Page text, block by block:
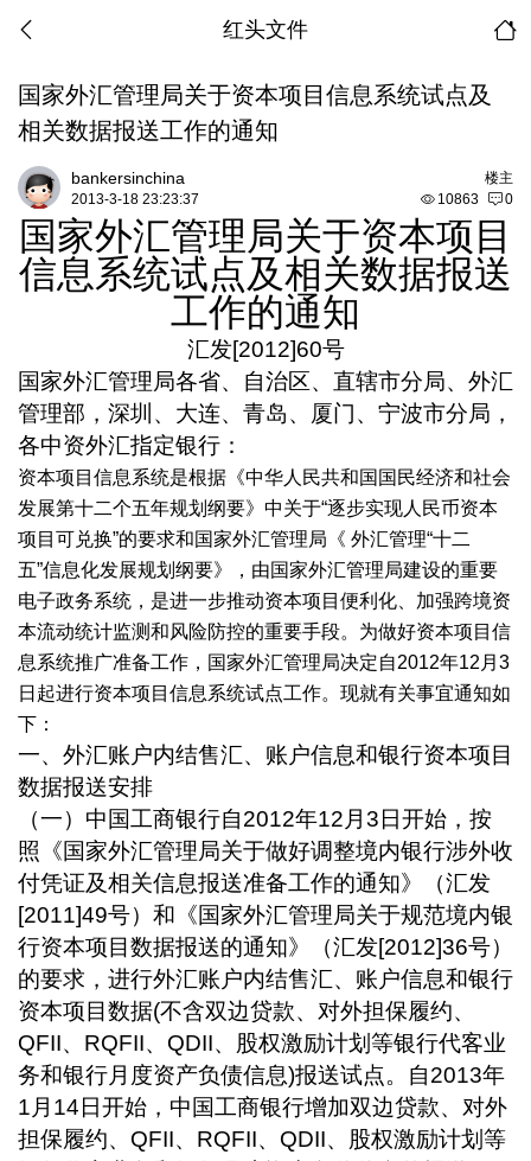
红头文件
国家外汇管理局关于资本项目信息系统试点及
相关数据报送工作的通知
楼主
bankersinchina
10863 0
2013-3-18 23:23:37
国家外汇管理局关于资本项目
信息系统试点及相关数据报送
工作的通知
汇发[2012]60号
国家外汇管理局各省、自治区、直辖市分局、外汇
管理部，深圳、大连、青岛、厦门、宁波市分局，
各中资外汇指定银行：
资本项目信息系统是根据《中华人民共和国国民经济和社会
发展第十二个五年规划纲要》中关于“逐步实现人民币资本
项目可兑换”的要求和国家外汇管理局《 外汇管理“十二
五”信息化发展规划纲要》，由国家外汇管理局建设的重要
电子政务系统，是进一步推动资本项目便利化、加强跨境资
本流动统计监测和风险防控的重要手段。为做好资本项目信
息系统推广准备工作，国家外汇管理局决定自2012年12月3
日起进行资本项目信息系统试点工作。现就有关事宜通知如
下：
一、外汇账户内结售汇、账户信息和银行资本项目
数据报送安排
（一）中国工商银行自2012年12 月 3 日开始，按
照《国家外汇管理局关于做好调整境内银行涉外收
付凭证及相关信息报送准备工作的通知》（汇发
[2011]49号）和《国家外汇管理局关于规范境内银
行资本项目数据报送的通知》（汇发[2012]36号）
的要求，进行外汇账户内结售汇、账户信息和银行
资本项目数据(不含双边贷款、对外担保履约、
QFII、 RQFII、 QDII、股权激励计划等银行代客业
务和银行月度资产负债信息)报送试点。自2013年
1 月 14 日开始，中国工商银行增加双边贷款、对外
担保履约、 QFII、 RQFII、 QDII、股权激励计划等